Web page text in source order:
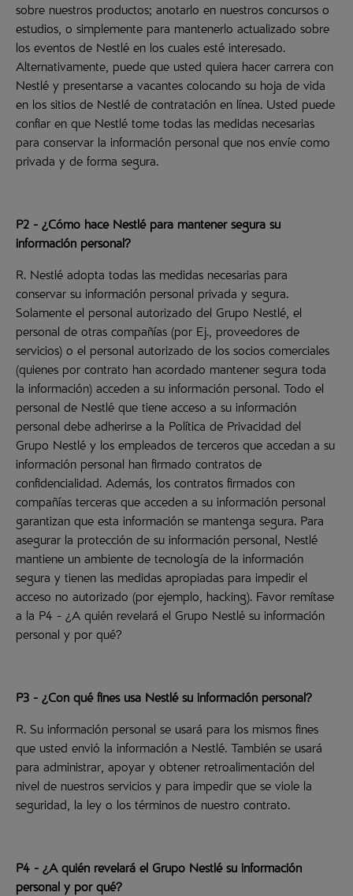
sobre nuestros productos; anotarlo en nuestros concursos o
estudios, o simplemente para mantenerlo actualizado sobre
los eventos de Nestlé en los cuales esté interesado.
Alternativamente, puede que usted quiera hacer carrera con
Nestlé y presentarse a vacantes colocando su hoja de vida
en los sitios de Nestlé de contratación en línea. Usted puede
confiar en que Nestlé tome todas las medidas necesarias
para conservar la información personal que nos envíe como
privada y de forma segura.
P2 - ¿Cómo hace Nestlé para mantener segura su
información personal?
R. Nestlé adopta todas las medidas necesarias para
conservar su información personal privada y segura.
Solamente el personal autorizado del Grupo Nestlé, el
personal de otras compañías (por Ej., proveedores de
servicios) o el personal autorizado de los socios comerciales
(quienes por contrato han acordado mantener segura toda
la información) acceden a su información personal. Todo el
personal de Nestlé que tiene acceso a su información
personal debe adherirse a la Política de Privacidad del
Grupo Nestlé y los empleados de terceros que accedan a su
información personal han firmado contratos de
confidencialidad. Además, los contratos firmados con
compañías terceras que acceden a su información personal
garantizan que esta información se mantenga segura. Para
asegurar la protección de su información personal, Nestlé
mantiene un ambiente de tecnología de la información
segura y tienen las medidas apropiadas para impedir el
acceso no autorizado (por ejemplo, hacking). Favor remítase
a la P4 - ¿A quién revelará el Grupo Nestlé su información
personal y por qué?
P3 - ¿Con qué fines usa Nestlé su información personal?
R. Su información personal se usará para los mismos fines
que usted envió la información a Nestlé. También se usará
para administrar, apoyar y obtener retroalimentación del
nivel de nuestros servicios y para impedir que se viole la
seguridad, la ley o los términos de nuestro contrato.
P4 - ¿A quién revelará el Grupo Nestlé su información
personal y por qué?